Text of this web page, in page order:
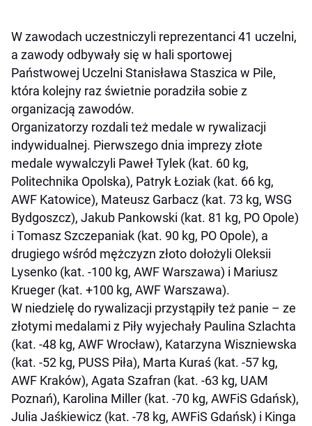
W zawodach uczestniczyli reprezentanci 41 uczelni,
a zawody odbywały się w hali sportowej
Państwowej Uczelni Stanisława Staszica w Pile,
która kolejny raz świetnie poradziła sobie z
organizacją zawodów.
Organizatorzy rozdali też medale w rywalizacji
indywidualnej. Pierwszego dnia imprezy złote
medale wywalczyli Paweł Tylek (kat. 60 kg,
Politechnika Opolska), Patryk Łoziak (kat. 66 kg,
AWF Katowice), Mateusz Garbacz (kat. 73 kg, WSG
Bydgoszcz), Jakub Pankowski (kat. 81 kg, PO Opole)
i Tomasz Szczepaniak (kat. 90 kg, PO Opole), a
drugiego wśród mężczyzn złoto dołożyli Oleksii
Lysenko (kat. -100 kg, AWF Warszawa) i Mariusz
Krueger (kat. +100 kg, AWF Warszawa).
W niedzielę do rywalizacji przystąpiły też panie – ze
złotymi medalami z Piły wyjechały Paulina Szlachta
(kat. -48 kg, AWF Wrocław), Katarzyna Wiszniewska
(kat. -52 kg, PUSS Piła), Marta Kuraś (kat. -57 kg,
AWF Kraków), Agata Szafran (kat. -63 kg, UAM
Poznań), Karolina Miller (kat. -70 kg, AWFiS Gdańsk),
Julia Jaśkiewicz (kat. -78 kg, AWFiS Gdańsk) i Kinga